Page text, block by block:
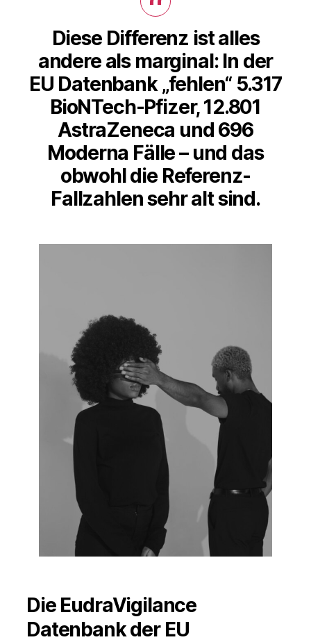
Diese Differenz ist alles
andere als marginal: In der
EU Datenbank „fehlen“ 5.317
BioNTech-Pfizer, 12.801
AstraZeneca und 696
Moderna Fälle – und das
obwohl die Referenz-
Fallzahlen sehr alt sind.
Die EudraVigilance
Datenbank der EU